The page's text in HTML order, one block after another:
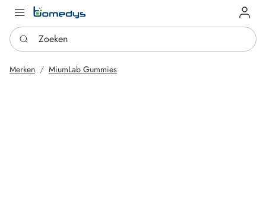
Log in
Zoeken
Merken MiumLab Gummies